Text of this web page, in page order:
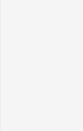
formulées
produits
FSC. Par